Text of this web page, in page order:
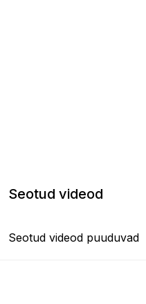
Seotud videod
Seotud videod puuduvad